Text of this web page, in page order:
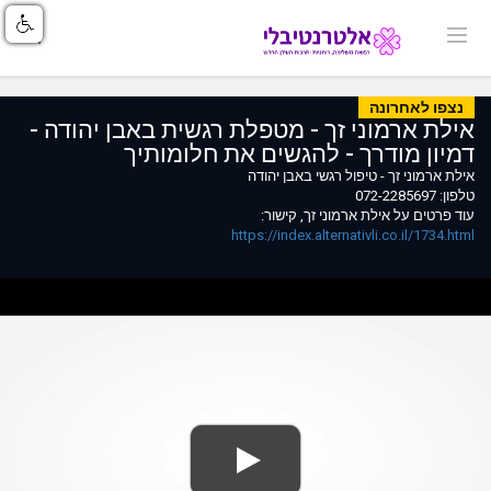
נצפו לאחרונה
אילת ארמוני זך - מטפלת רגשית באבן יהודה -
דמיון מודרך - להגשים את חלומותיך
אילת ארמוני זך - טיפול רגשי באבן יהודה
טלפון: 072-2285697
עוד פרטים על אילת ארמוני זך, קישור:
https://index.alternativli.co.il/1734.html